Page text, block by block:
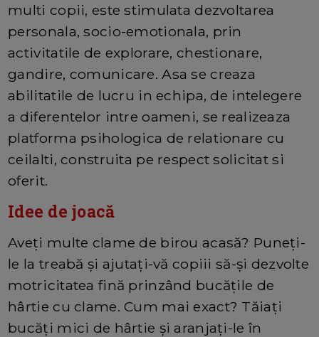
multi copii, este stimulata dezvoltarea
personala, socio-emotionala, prin
activitatile de explorare, chestionare,
gandire, comunicare. Asa se creaza
abilitatile de lucru in echipa, de intelegere
a diferentelor intre oameni, se realizeaza
platforma psihologica de relationare cu
ceilalti, construita pe respect solicitat si
oferit.
Idee de joacă
Aveți multe clame de birou acasă? Puneți-
le la treabă și ajutați-vă copiii să-și dezvolte
motricitatea fină prinzând bucățile de
hârtie cu clame. Cum mai exact? Tăiați
bucăți mici de hârtie și aranjați-le în